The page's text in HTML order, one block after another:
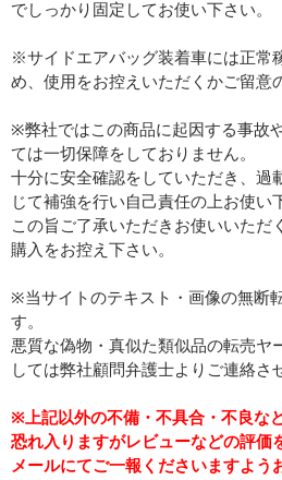
でしっかり固定してお使い下さい。
※サイドエアバッグ装着車には正常
め、使用をお控えいただくかご留意
※弊社ではこの商品に起因する事故
ては一切保障をしておりません。
十分に安全確認をしていただき、過
じて補強を行い自己責任の上お使い
この旨ご了承いただきお使いいただ
購入をお控え下さい。
※当サイトのテキスト・画像の無断
す。
悪質な偽物・真似た類似品の転売ヤ
しては弊社顧問弁護士よりご連絡さ
※上記以外の不備・不具合・不良な
恐れ入りますがレビューなどの評価
メールにてご一報くださいますよう